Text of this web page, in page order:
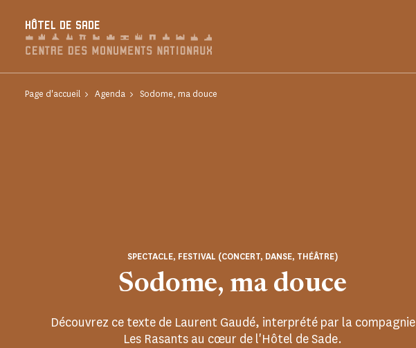
HÔTEL DE SADE
Page d'accueil Agenda Sodome, ma douce
Sodome, ma douce
SPECTACLE, FESTIVAL (CONCERT, DANSE, THÉÂTRE)
Découvrez ce texte de Laurent Gaudé, interprété par la compagnie
Les Rasants au cœur de l'Hôtel de Sade.